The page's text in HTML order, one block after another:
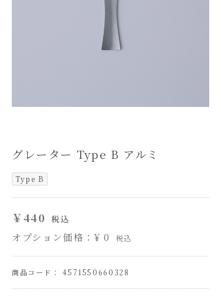
グレーター Type B アルミ
Type B
￥440 税込
オプション価格：¥0 税込
商品コード： 4571550660328